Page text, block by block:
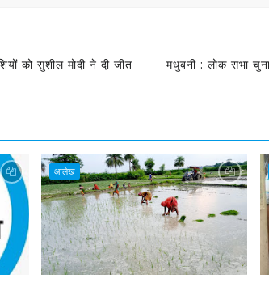
को सुशील मोदी ने दी जीत
मधुबनी : लोक सभा
आलेख